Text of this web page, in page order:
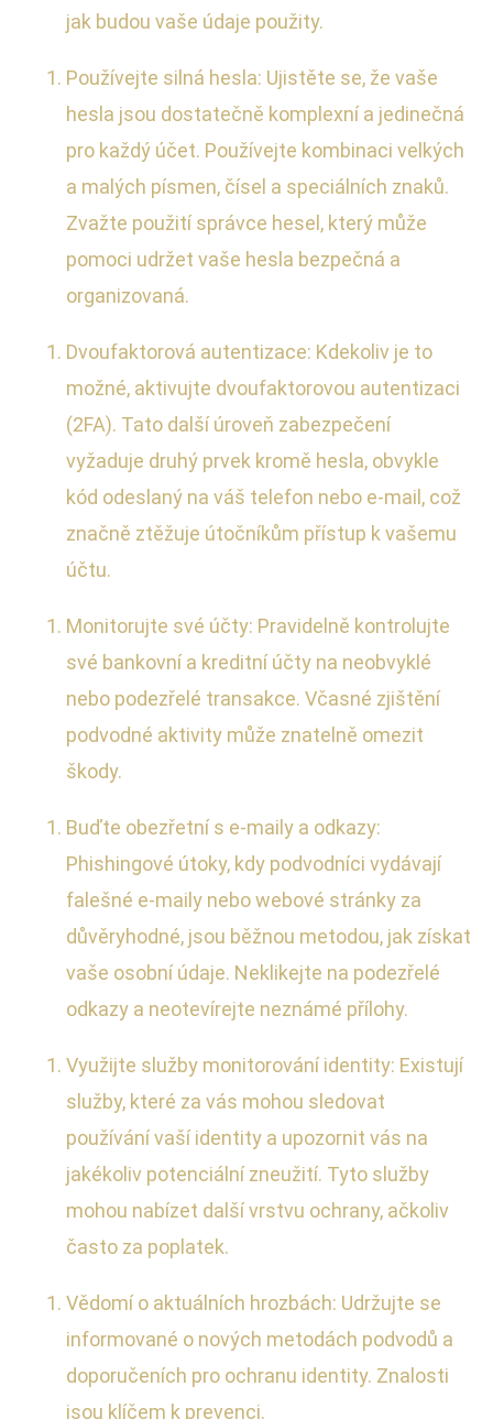
jak budou vaše údaje použity.
Používejte silná hesla: Ujistěte se, že vaše
hesla jsou dostatečně komplexní a jedinečná
pro každý účet. Používejte kombinaci velkých
a malých písmen, čísel a speciálních znaků.
Zvažte použití správce hesel, který může
pomoci udržet vaše hesla bezpečná a
organizovaná.
Dvoufaktorová autentizace: Kdekoliv je to
možné, aktivujte dvoufaktorovou autentizaci
(2FA). Tato další úroveň zabezpečení
vyžaduje druhý prvek kromě hesla, obvykle
kód odeslaný na váš telefon nebo e-mail, což
značně ztěžuje útočníkům přístup k vašemu
účtu.
Monitorujte své účty: Pravidelně kontrolujte
své bankovní a kreditní účty na neobvyklé
nebo podezřelé transakce. Včasné zjištění
podvodné aktivity může znatelně omezit
škody.
Buďte obezřetní s e-maily a odkazy:
Phishingové útoky, kdy podvodníci vydávají
falešné e-maily nebo webové stránky za
důvěryhodné, jsou běžnou metodou, jak získat
vaše osobní údaje. Neklikejte na podezřelé
odkazy a neotevírejte neznámé přílohy.
Využijte služby monitorování identity: Existují
služby, které za vás mohou sledovat
používání vaší identity a upozornit vás na
jakékoliv potenciální zneužití. Tyto služby
mohou nabízet další vrstvu ochrany, ačkoliv
často za poplatek.
Vědomí o aktuálních hrozbách: Udržujte se
informované o nových metodách podvodů a
doporučeních pro ochranu identity. Znalosti
jsou klíčem k prevenci.